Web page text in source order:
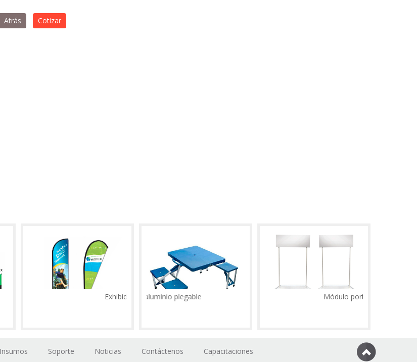
Atrás Cotizar
Exhibidor playero
Mesa de aluminio plegable Módulo portátil
Insumos Soporte Noticias Contáctenos Capacitaciones